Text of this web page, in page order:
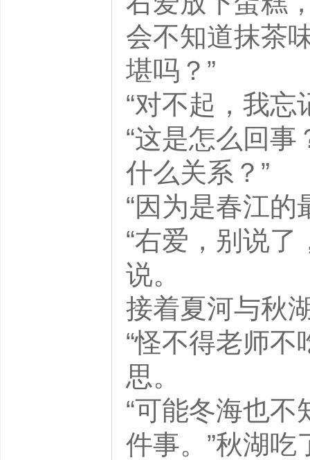
会不知道抹茶
堪吗？”
“对不起，我忘
“这是怎么回事
什么关系？”
“因为是春江的
“右爱，别说了
说。
接着夏河与秋
“怪不得老师不
思。
“可能冬海也
件事。”秋湖吃